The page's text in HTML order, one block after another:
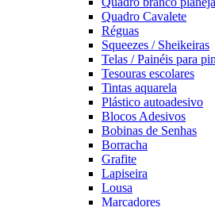
Quadro Cavalete
Réguas
Squeezes / Sheikeiras
Telas / Painéis para
Tesouras escolares
Tintas aquarela
Plástico autoadesivo
Blocos Adesivos
Bobinas de Senhas
Borracha
Grafite
Lapiseira
Lousa
Marcadores